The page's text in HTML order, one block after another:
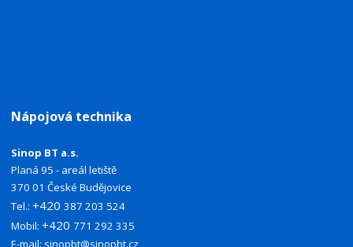
Nápojová technika
Sinop BT a.s.
Planá 95 - areál letiště
370 01 České Budějovice
Tel.:+420387 203 524
Mobil:+420771 292 335
E-mail: sinopbt@sinopbt.cz